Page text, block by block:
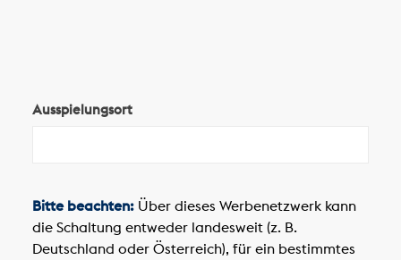
Ausspielungsort
Bitte beachten:Über dieses Werbenetzwerk kann
die Schaltung entweder landesweit (z. B.
Deutschland oder Österreich), für ein bestimmtes